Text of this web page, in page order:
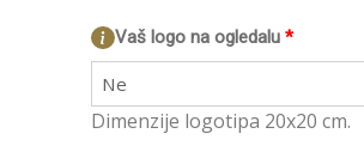
*
Vaš logo na ogledalu
Ne
Dimenzije logotipa 20x20 cm.